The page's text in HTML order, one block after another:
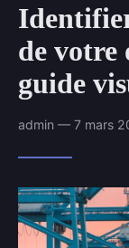
de
guide
admin — 7 mars